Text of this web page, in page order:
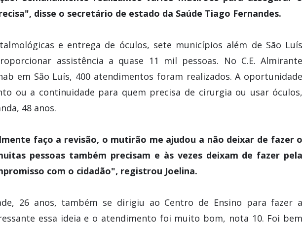
disse o secretário de estado da Saúde Tiago Fernandes.
e entrega de óculos, sete municípios além de São Luís
assistência a quase 11 mil pessoas. No C.E. Almirante
em São Luís, 400 atendimentos foram realizados. A oportunidade
ou a continuidade para quem precisa de cirurgia ou usar óculos,
48 anos.
faço a revisão, o mutirão me ajudou a não deixar de fazer o
pessoas também precisam e às vezes deixam de fazer pela
com o cidadão", registrou Joelina.
26 anos, também se dirigiu ao Centro de Ensino para fazer a
essa ideia e o atendimento foi muito bom, nota 10. Foi bem